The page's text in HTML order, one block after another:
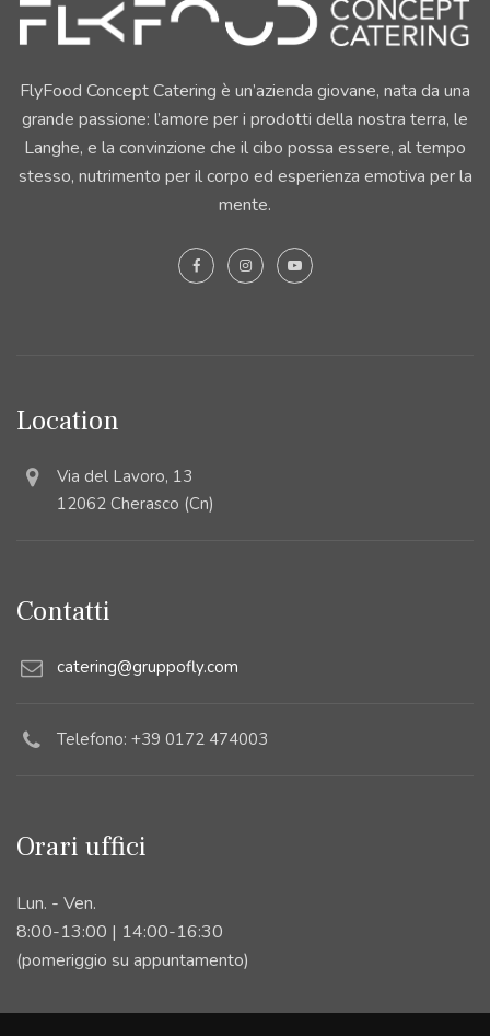
FlyFood Concept Catering è un’azienda giovane, nata da una
grande passione: l’amore per i prodotti della nostra terra, le
Langhe, e la convinzione che il cibo possa essere, al tempo
stesso, nutrimento per il corpo ed esperienza emotiva per la
mente.
Location
Via del Lavoro, 13
12062 Cherasco (Cn)
Contatti
catering@gruppofly.com
Telefono: +39 0172 474003
Orari uffici
Lun. - Ven.
8:00-13:00 | 14:00-16:30
(pomeriggio su appuntamento)